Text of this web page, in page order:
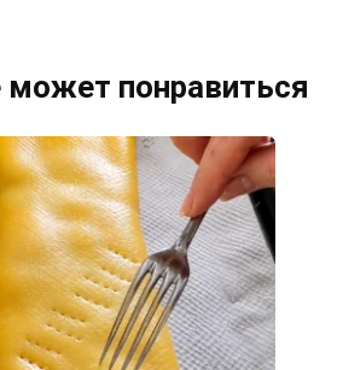
понравиться